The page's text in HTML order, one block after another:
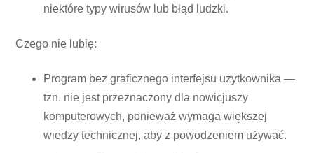
niektóre typy wirusów lub błąd ludzki.
Czego nie lubię:
Program bez graficznego interfejsu użytkownika —
tzn. nie jest przeznaczony dla nowicjuszy
komputerowych, ponieważ wymaga większej
wiedzy technicznej, aby z powodzeniem używać.